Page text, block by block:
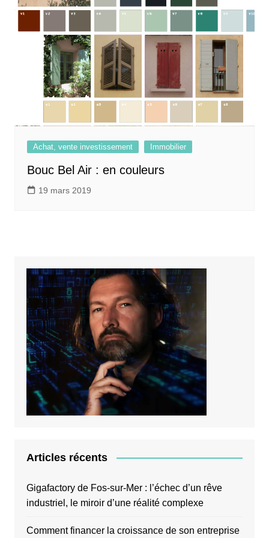
Achat, vente investissement Immobilier
Bouc Bel Air : en couleurs
19 mars 2019
Articles récents
Gigafactory de Fos-sur-Mer : l’échec d’un rêve
industriel, le miroir d’une réalité complexe
Comment financer la croissance de son entreprise